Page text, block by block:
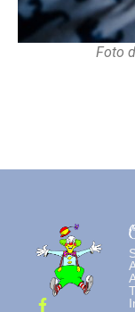
Foto